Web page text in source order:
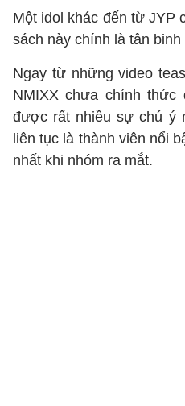
Một idol khác đến từ JYP
sách này chính là tân
Ngay từ những video
NMIXX chưa chính thức
được rất nhiều sự chú ý
liên tục là thành viên nổi
nhất khi nhóm ra mắt.